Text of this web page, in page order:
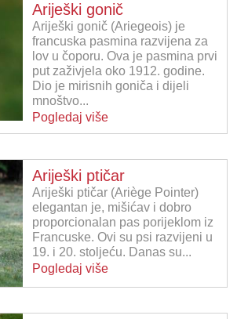
Ariješki gonič
Ariješki gonič (Ariegeois) je
francuska pasmina razvijena za
lov u čoporu. Ova je pasmina prvi
put zaživjela oko 1912. godine.
Dio je mirisnih goniča i dijeli
mnoštvo...
Pogledaj više
Ariješki ptičar
Ariješki ptičar (Ariège Pointer)
elegantan je, mišićav i dobro
proporcionalan pas porijeklom iz
Francuske. Ovi su psi razvijeni u
19. i 20. stoljeću. Danas su...
Pogledaj više